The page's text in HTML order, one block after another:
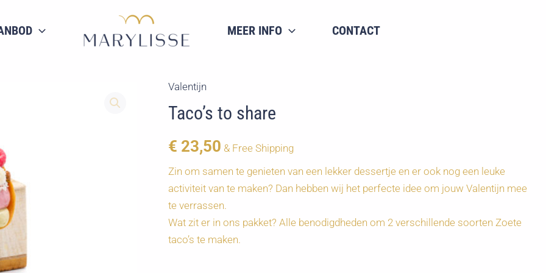
MEER INFO CONTACT
Valentijn
Taco’s to share
€ 23,50 & Free Shipping
Zin om samen te genieten van een lekker dessertje en er ook nog een leuke
activiteit van te maken? Dan hebben wij het perfecte idee om jouw Valentijn mee
te verrassen.
Wat zit er in ons pakket? Alle benodigdheden om 2 verschillende soorten Zoete
taco’s te maken.